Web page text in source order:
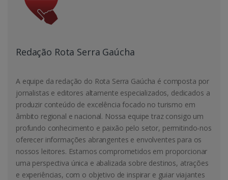
Redação Rota Serra Gaúcha
A equipe da redação do Rota Serra Gaúcha é composta por
jornalistas e editores altamente especializados, dedicados a
produzir conteúdo de excelência focado no turismo em
âmbito regional e nacional. Nossa equipe traz consigo um
profundo conhecimento e paixão pelo setor, permitindo-nos
oferecer informações abrangentes e envolventes para os
nossos leitores. Estamos comprometidos em proporcionar
uma perspectiva única e abalizada sobre destinos, atrações
e experiências, com o objetivo de inspirar e guiar viajantes